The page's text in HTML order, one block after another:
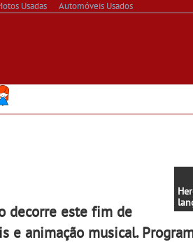
Usadas Automóveis Usados
decorre este fim de
e animação musical.